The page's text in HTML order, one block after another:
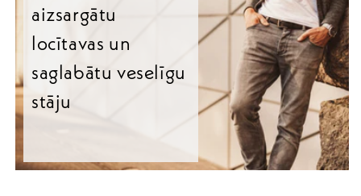
aizsargātu
locītavas un
saglabātu veselīgu
stāju